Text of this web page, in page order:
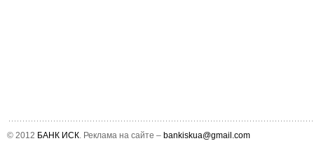
© 2012 БАНК ИСК. Реклама на сайте – bankiskua@gmail.com